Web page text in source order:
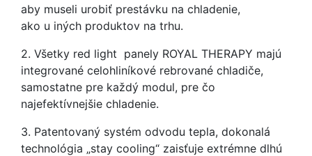
aby museli urobiť prestávku na chladenie,
ako u iných produktov na trhu.
2. Všetky red light panely ROYAL THERAPY majú
integrované celohliníkové rebrované chladiče,
samostatne pre každý modul, pre čo
najefektívnejšie chladenie.
3. Patentovaný systém odvodu tepla, dokonalá
technológia „stay cooling“ zaisťuje extrémne dlhú